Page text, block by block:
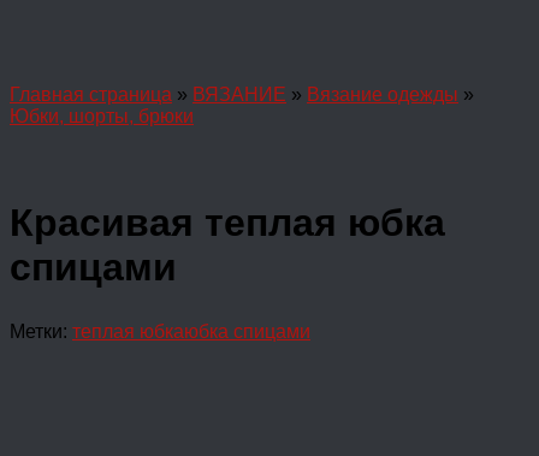
Главная страница » ВЯЗАНИЕ » Вязание одежды »
Юбки, шорты, брюки
Красивая теплая юбка
спицами
Метки: теплая юбкаюбка спицами